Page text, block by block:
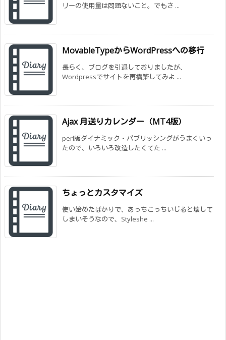
リーの使用量は問題ないこと。でもさ ...
MovableTypeからWordPressへの移行
長らく、ブログを引退しておりましたが、
Wordpressでサイトを再構築してみよ ...
Ajax 月送りカレンダー（MT4版）
perl版ダイナミック・パブリッシングがうまくいっ
たので、いろいろ改造したくてた ...
ちょっとカスタマイズ
使い始めたばかりで、あっちこっちいじると壊して
しまいそうなので、Styleshe ...